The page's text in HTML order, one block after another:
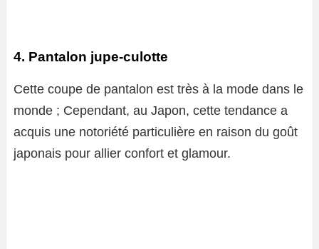
4. Pantalon jupe-culotte
Cette coupe de pantalon est très à la mode dans le
monde ; Cependant, au Japon, cette tendance a
acquis une notoriété particulière en raison du goût
japonais pour allier confort et glamour.